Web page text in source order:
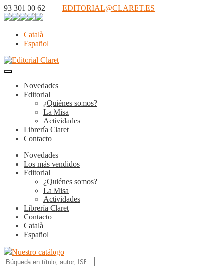
93 301 00 62 | EDITORIAL@CLARET.ES
Català
Español
Novedades
Editorial
¿Quiénes somos?
La Misa
Actividades
Librería Claret
Contacto
Novedades
Los más vendidos
Editorial
¿Quiénes somos?
La Misa
Actividades
Librería Claret
Contacto
Català
Español
Nuestro catálogo